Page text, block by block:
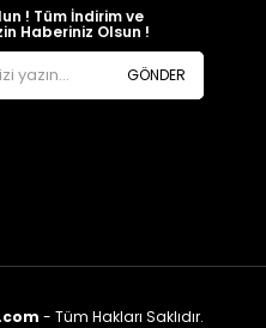
! Tüm İndirim ve
Haberiniz Olsun !
GÖNDER
- Tüm Hakları Saklıdır.